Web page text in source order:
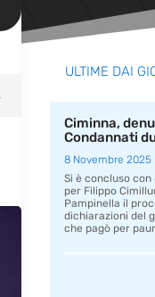
ULTIME DAI
Ciminna,
Condannati
8 Novembre 2025
Si è concluso
per Filippo
Pampinella il
dichiarazioni del
che pagò per